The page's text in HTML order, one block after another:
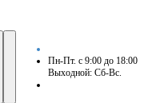
Пн-Пт. с 9:00 до 18:00
Выходной: Сб-Вс.